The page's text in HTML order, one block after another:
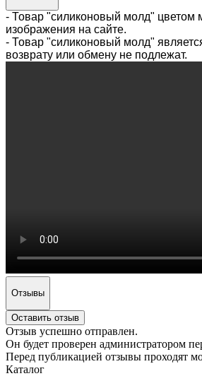
- Товар "силиконовый молд" цветом
изображения на сайте.
- Товар "силиконовый молд"
возврату или обмену не подлежат.
Отзывы
Оставить отзыв
Отзыв успешно отправлен.
Он будет проверен администратором
Перед публикацией отзывы проходят
Каталог